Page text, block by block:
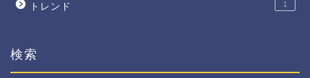
トレンド 1
検索